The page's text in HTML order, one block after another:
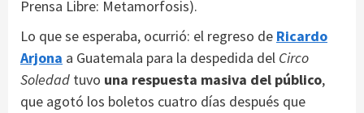
Lo que se esperaba, ocurrió: el regreso de Ricardo
Arjona a Guatemala para la despedida del Circo
Soledad tuvo una respuesta masiva del público,
que agotó los boletos cuatro días después que